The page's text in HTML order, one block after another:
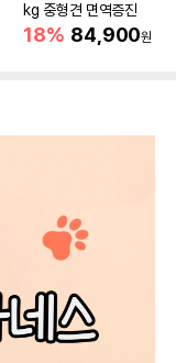
kg 중형견 면역증진
18% 84,900원